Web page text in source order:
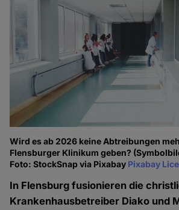
Wird es ab 2026 keine Abtreibungen
Flensburger Klinikum geben?
Foto: StockSnap via Pixabay Pixabay
In Flensburg fusionieren die
Krankenhausbetreiber Diako und